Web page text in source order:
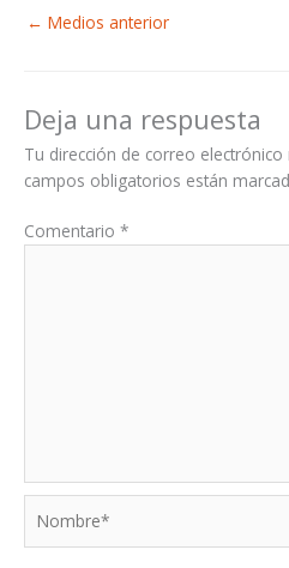
← Medios anterior
Deja una respuesta
Tu dirección de correo electrónico
campos obligatorios están
Comentario *